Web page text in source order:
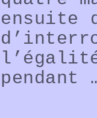
ensuite
pendant